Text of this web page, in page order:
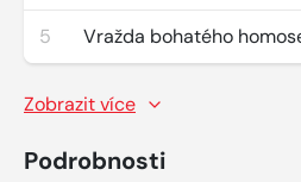
5 Vražda bohatého
Zobrazit více
Podrobnosti